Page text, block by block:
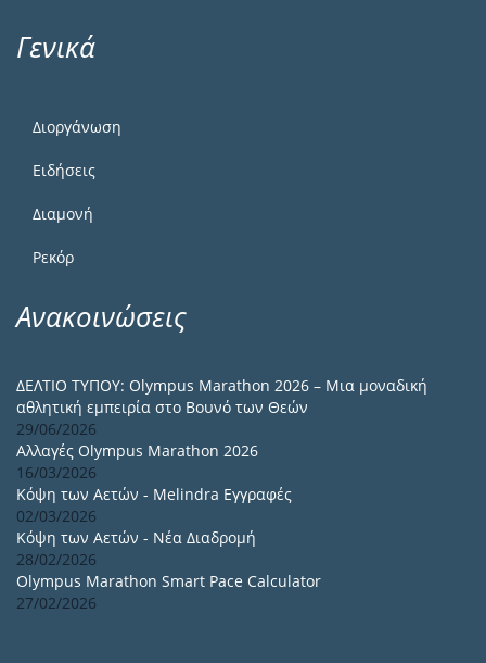
Γενικά
Διοργάνωση
Ειδήσεις
Διαμονή
Ρεκόρ
Ανακοινώσεις
ΔΕΛΤΙΟ ΤΥΠΟΥ: Olympus Marathon 2026 – Μια μοναδική
αθλητική εμπειρία στο Βουνό των Θεών
29/06/2026
Αλλαγές Olympus Marathon 2026
16/03/2026
Κόψη των Αετών - Melindra Εγγραφές
02/03/2026
Κόψη των Αετών - Νέα Διαδρομή
28/02/2026
Olympus Marathon Smart Pace Calculator
27/02/2026